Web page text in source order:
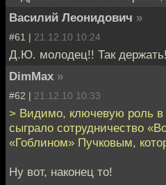
Василий Леонидович »
#61 | 21.12.10 10:24
Д.Ю. молодец!! Так
DimMax »
#62 | 21.12.10 10:33
> Видимо, ключевую роль в
сыграло сотрудничество
«Гоблином» Пучковым,
Ну вот, наконец то!